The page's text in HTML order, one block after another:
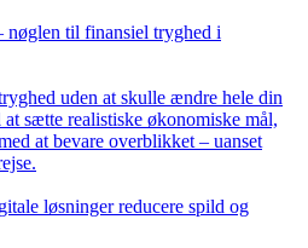
nøglen til finansiel tryghed i
uden at skulle ændre hele din
sætte realistiske økonomiske mål,
at bevare overblikket – uanset
løsninger reducere spild og